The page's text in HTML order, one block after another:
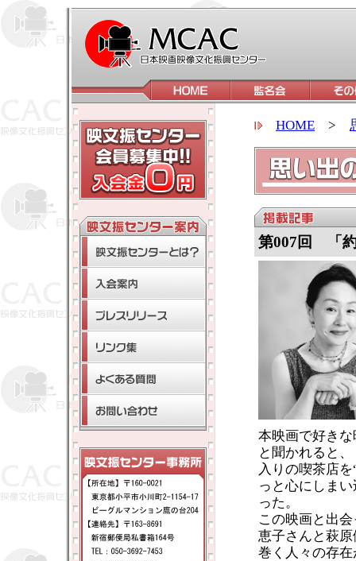
HOME >
第007回 「
本映画で好き
と聞かれると
入りの喫茶店
っと心にしま
った。
この映画と出
恵子さんと萩
巻く人々の存